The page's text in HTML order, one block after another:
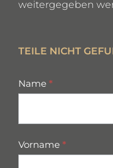
weitergegeben
TEILE NICHT
missing
Name *
Vorname *